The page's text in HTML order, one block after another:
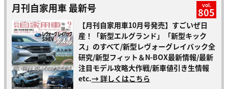
月刊自家用車 最新号 vol.
805
【月刊自家用車10月号発売】すごいぜ日
産！「新型エルグランド」「新型キック
ス」のすべて/新型レヴォーグレイバック全
研究/新型フィット＆N-BOX最新情報/最新
注目モデル攻略大作戦/新車値引き生情報
etc.→ 詳しくはこちら